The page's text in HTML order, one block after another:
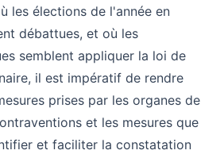
les élections de l'année en
débattues, et où les
semblent appliquer la loi de
il est impératif de rendre
prises par les organes de
et les mesures que
et faciliter la constatation